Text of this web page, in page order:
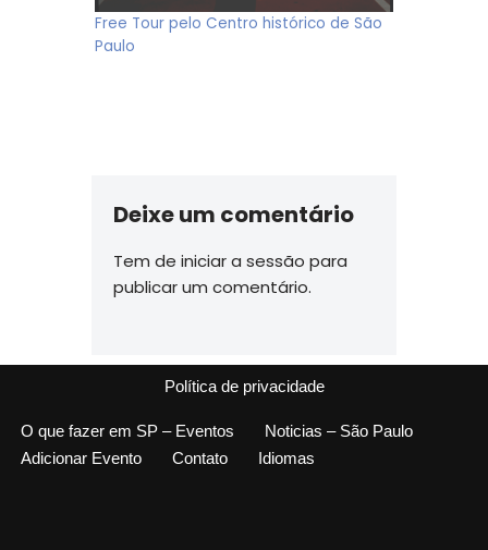
Free Tour pelo Centro histórico de São
Paulo
Deixe um comentário
Tem de iniciar a sessão para
publicar um comentário.
Política de privacidade
O que fazer em SP – Eventos
Noticias – São Paulo
Adicionar Evento
Contato Idiomas